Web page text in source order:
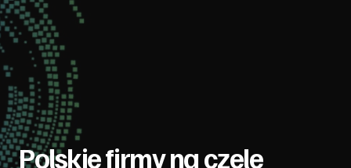
Polskie firmy na czele